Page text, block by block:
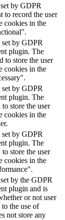
by GDPR
to record the user
cookies in the
by GDPR
plugin. The
to store the user
cookies in the
by GDPR
plugin. The
store the user
cookies in the
by GDPR
plugin. The
store the user
cookies in the
by the GDPR
plugin and is
or not user
to the use of
not store any